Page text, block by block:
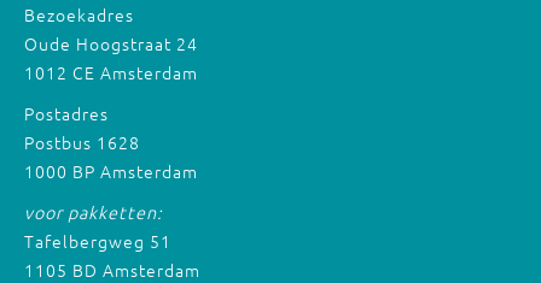
Bezoekadres
Oude Hoogstraat 24
1012 CE Amsterdam
Postadres
Postbus 1628
1000 BP Amsterdam
voor pakketten:
Tafelbergweg 51
1105 BD Amsterdam